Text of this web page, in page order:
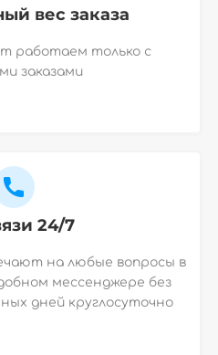
вес заказа
работаем только с
заказами
24/7
на любые вопросы в
мессенджере без
дней круглосуточно